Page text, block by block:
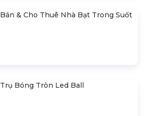
Bán & Cho Thuê Nhà Bạt Trong Suốt
Trụ Bóng Tròn Led Ball